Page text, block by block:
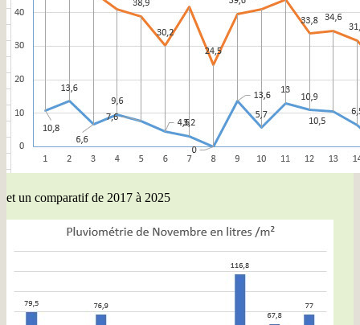
et un comparatif de 2017 à 2025